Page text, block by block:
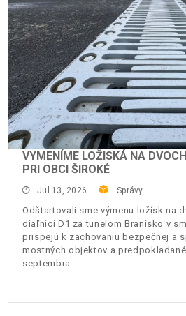
VYMENÍME LOŽISKÁ NA
PRI OBCI ŠIROKÉ
Jul 13, 2026 Správy
Odštartovali sme výmenu ložísk na
diaľnici D1 za tunelom Branisko v
prispejú k zachovaniu bezpečnej a
mostných objektov a
septembra.